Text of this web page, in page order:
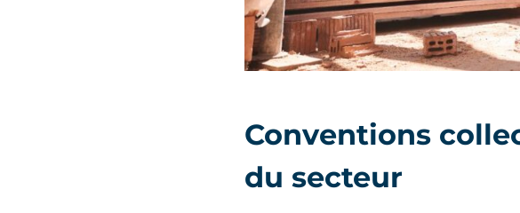
Conventions
du secteur